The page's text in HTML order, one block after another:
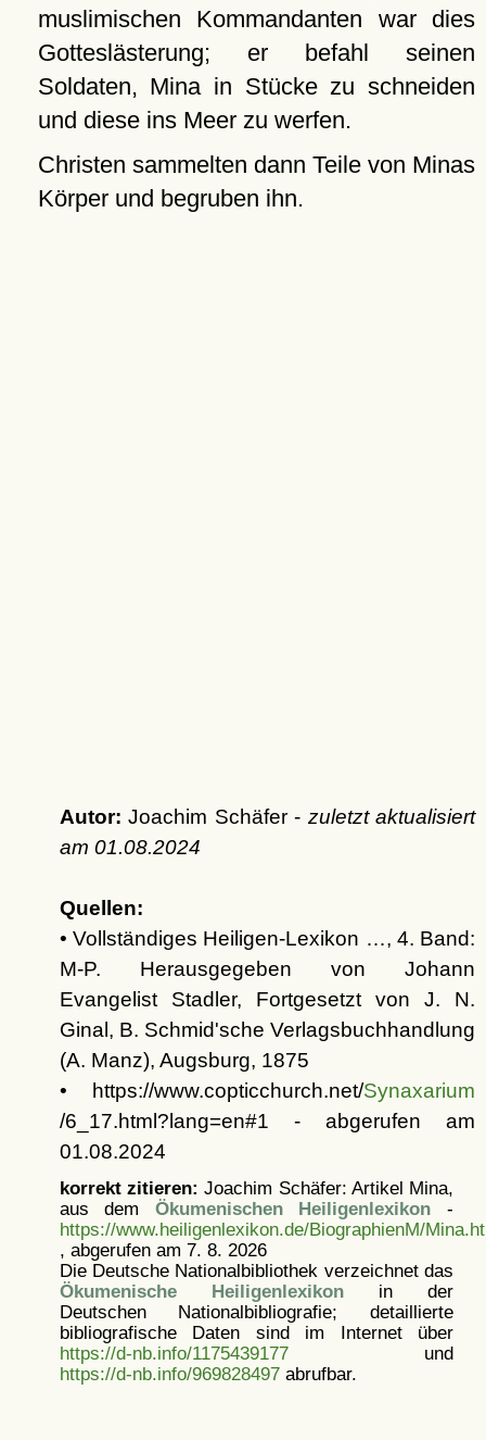
muslimischen Kommandanten war dies
Gotteslästerung; er befahl seinen
Soldaten, Mina in Stücke zu schneiden
und diese ins Meer zu werfen.
Christen sammelten dann Teile von Minas
Körper und begruben ihn.
Autor: Joachim Schäfer - zuletzt aktualisiert
am 01.08.2024
Quellen:
• Vollständiges Heiligen-Lexikon …, 4. Band:
M-P. Herausgegeben von Johann
Evangelist Stadler, Fortgesetzt von J. N.
Ginal, B. Schmid'sche Verlagsbuchhandlung
(A. Manz), Augsburg, 1875
• https://www.copticchurch.net/Synaxarium
/6_17.html?lang=en#1 - abgerufen am
01.08.2024
korrekt zitieren: Joachim Schäfer: Artikel Mina,
aus dem Ökumenischen Heiligenlexikon -
https://www.heiligenlexikon.de/BiographienM/
, abgerufen am 7. 8. 2026
Die Deutsche Nationalbibliothek verzeichnet das
Ökumenische Heiligenlexikonin der
Deutschen Nationalbibliografie; detaillierte
bibliografische Daten sind im Internet über
https://d-nb.info/1175439177und
https://d-nb.info/969828497abrufbar.